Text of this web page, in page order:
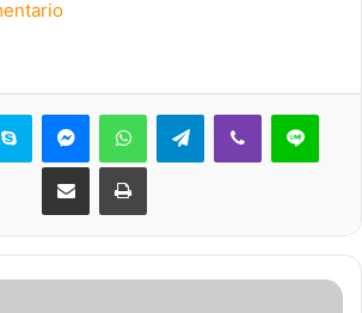
Skype MessengerWhatsAppTelegramViber Line
Share via Email Print